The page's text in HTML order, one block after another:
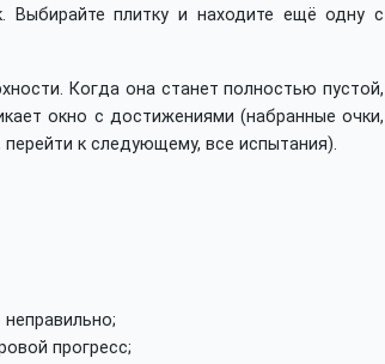
Выбирайте плитку и находите ещё одну с
Когда она станет полностью пустой,
окно с достижениями (набранные очки,
к следующему, все испытания).
прогресс;